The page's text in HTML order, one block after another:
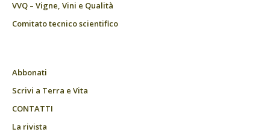
VVQ – Vigne, Vini e Qualità
Comitato tecnico scientifico
Abbonati
Scrivi a Terra e Vita
CONTATTI
La rivista